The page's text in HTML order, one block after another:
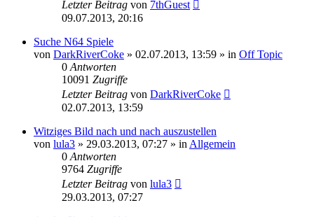
Letzter Beitrag von 7thGuest
09.07.2013, 20:16
Suche N64 Spiele
von DarkRiverCoke » 02.07.2013, 13:59 » in Off Topic
0Antworten
10091 Zugriffe
Letzter Beitrag von DarkRiverCoke
02.07.2013, 13:59
Witziges Bild nach und nach auszustellen
von lula3 » 29.03.2013, 07:27 » inAllgemein
0Antworten
9764 Zugriffe
Letzter Beitrag von lula3
29.03.2013, 07:27